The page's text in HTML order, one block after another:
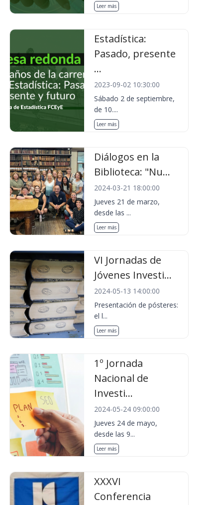
Leer más
Estadística:
Pasado, presente
...
2023-09-02 10:30:00
Sábado 2 de septiembre,
de 10....
Leer más
Diálogos en la
Biblioteca: "Nu...
2024-03-21 18:00:00
Jueves 21 de marzo,
desde las ...
Leer más
VI Jornadas de
Jóvenes Investi...
2024-05-13 14:00:00
Presentación de pósteres:
el l...
Leer más
1º Jornada
Nacional de
Investi...
2024-05-24 09:00:00
Jueves 24 de mayo,
desde las 9...
Leer más
XXXVI
Conferencia